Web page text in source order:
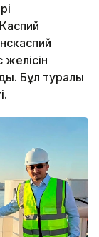
Бұл туралы